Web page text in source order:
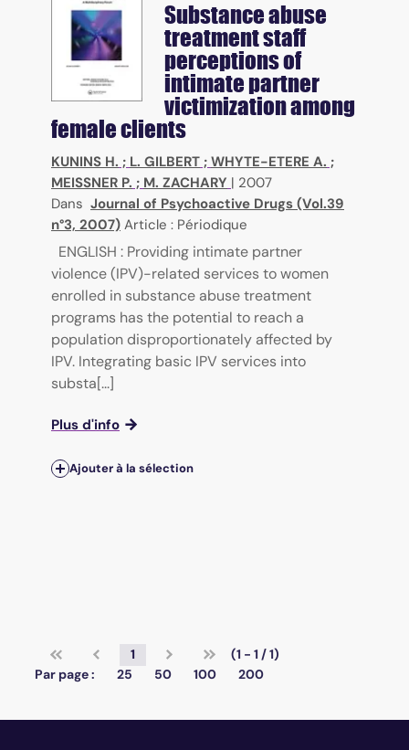
Substance abuse
treatment staff
perceptions of
intimate partner
victimization among
female clients
KUNINS H. ; L. GILBERT ; WHYTE-ETERE A. ;
MEISSNER P. ; M. ZACHARY | 2007
Dans Journal of Psychoactive Drugs (Vol.39
n°3, 2007) Article : Périodique
ENGLISH : Providing intimate partner
violence (IPV)-related services to women
enrolled in substance abuse treatment
programs has the potential to reach a
population disproportionately affected by
IPV. Integrating basic IPV services into
substa[...]
Plus d'info
Ajouter à la sélection
1
(1 - 1 / 1)
Par page :
25 50 100 200